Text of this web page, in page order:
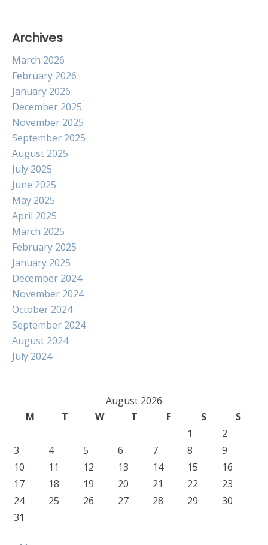
Archives
March 2026
February 2026
January 2026
December 2025
November 2025
September 2025
August 2025
July 2025
June 2025
May 2025
April 2025
March 2025
February 2025
January 2025
December 2024
November 2024
October 2024
September 2024
August 2024
July 2024
August 2026
M
T W T F S
S
1
2
3
4 5 6 7 8
9
10
11 12 13 14 15
16
17
18 19 20 21 22
23
24
25 26 27 28 29
30
31